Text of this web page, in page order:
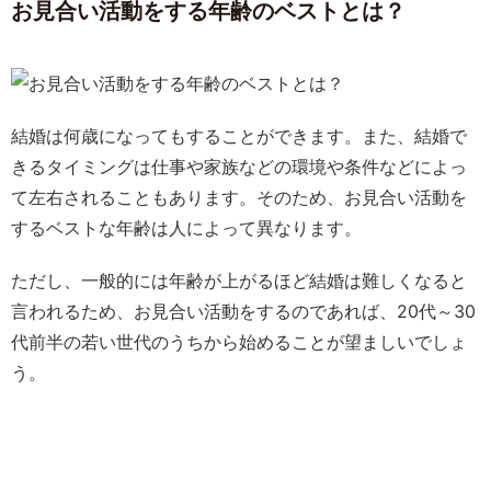
お見合い活動をする年齢のベストとは？
結婚は何歳になってもすることができます。また、結婚で
きるタイミングは仕事や家族などの環境や条件などによっ
て左右されることもあります。そのため、お見合い活動を
するベストな年齢は人によって異なります。
ただし、一般的には年齢が上がるほど結婚は難しくなると
言われるため、お見合い活動をするのであれば、20代～30
代前半の若い世代のうちから始めることが望ましいでしょ
う。